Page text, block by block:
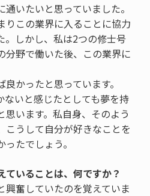
いたいと思っていました。
りこの業界に入ることに協力
。しかし、私は2つの修士号
分野で働いた後、この業界に
かったと思っています。
ないと感じたとしても夢を持
思います。私自身、そのよう
こうして自分が好きなことを
たでしょう。
ていることは、何ですか？
興奮していたのを覚えていま